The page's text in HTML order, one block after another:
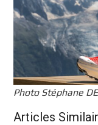
Photo Stéphane
Articles